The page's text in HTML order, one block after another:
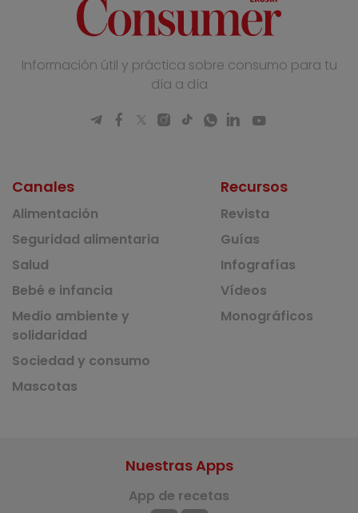
Información útil y práctica sobre consumo para tu
día a día
Canales
Alimentación
Seguridad alimentaria
Salud
Bebé e infancia
Medio ambiente y
solidaridad
Sociedad y consumo
Mascotas
Recursos
Revista
Guías
Infografías
Vídeos
Monográficos
Nuestras Apps
App de recetas